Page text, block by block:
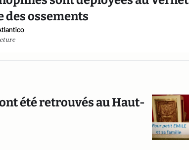
des ossements
été retrouvés au Haut-